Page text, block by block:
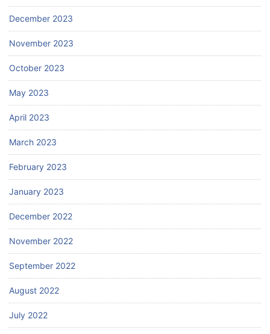
December 2023
November 2023
October 2023
May 2023
April 2023
March 2023
February 2023
January 2023
December 2022
November 2022
September 2022
August 2022
July 2022